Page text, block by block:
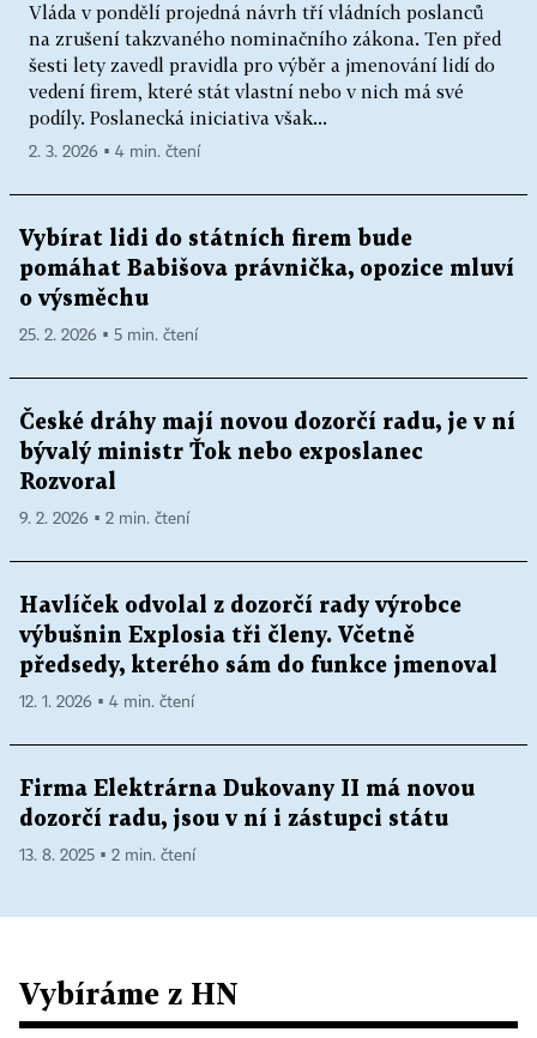
Vláda v pondělí projedná návrh tří vládních poslanců
na zrušení takzvaného nominačního zákona. Ten před
šesti lety zavedl pravidla pro výběr a jmenování lidí do
vedení firem, které stát vlastní nebo v nich má své
podíly. Poslanecká iniciativa však...
2. 3. 2026 ▪ 4 min. čtení
Vybírat lidi do státních firem bude
pomáhat Babišova právnička, opozice mluví
o výsměchu
25. 2. 2026 ▪ 5 min. čtení
České dráhy mají novou dozorčí radu, je v ní
bývalý ministr Ťok nebo exposlanec
Rozvoral
9. 2. 2026 ▪ 2 min. čtení
Havlíček odvolal z dozorčí rady výrobce
výbušnin Explosia tři členy. Včetně
předsedy, kterého sám do funkce jmenoval
12. 1. 2026 ▪ 4 min. čtení
Firma Elektrárna Dukovany II má novou
dozorčí radu, jsou v ní i zástupci státu
13. 8. 2025 ▪ 2 min. čtení
Vybíráme z HN